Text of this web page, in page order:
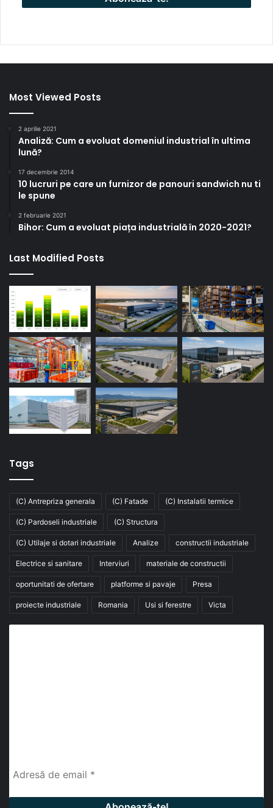
Most Viewed Posts
2 aprilie 2021
Analiză: Cum a evoluat domeniul industrial în ultima
lună?
17 decembrie 2014
10 lucruri pe care un furnizor de panouri sandwich nu ti
le spune
2 februarie 2021
Bihor: Cum a evoluat piața industrială în 2020-2021?
Last Modified Posts
Tags
(C) Antrepriza generala (C) Fatade (C) Instalatii termice
(C) Pardoseli industriale (C) Structura
(C) Utilaje si dotari industriale Analize constructii industriale
Electrice si sanitare Interviuri materiale de constructii
oportunitati de ofertare platforme si pavaje Presa
proiecte industriale Romania Usi si ferestre Victa